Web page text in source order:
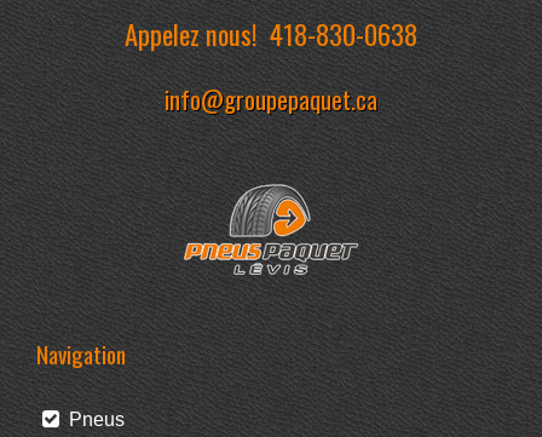
Appelez nous!418-830-0638
info@groupepaquet.ca
Navigation
Pneus